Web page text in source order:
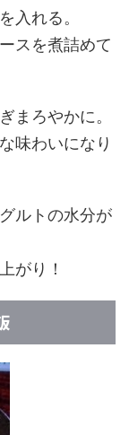
入れる。
スを煮詰めて
まろやかに。
味わいになり
ルトの水分が
がり！